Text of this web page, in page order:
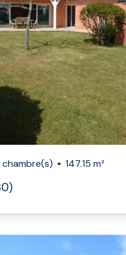
chambre(s) 147.15 m²